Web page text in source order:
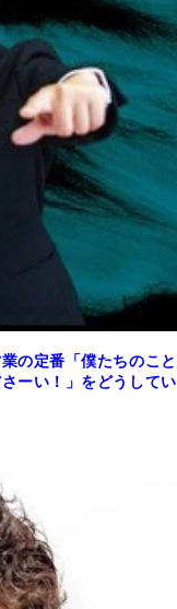
の定番「僕たちのこと
ーい！」をどうしてい